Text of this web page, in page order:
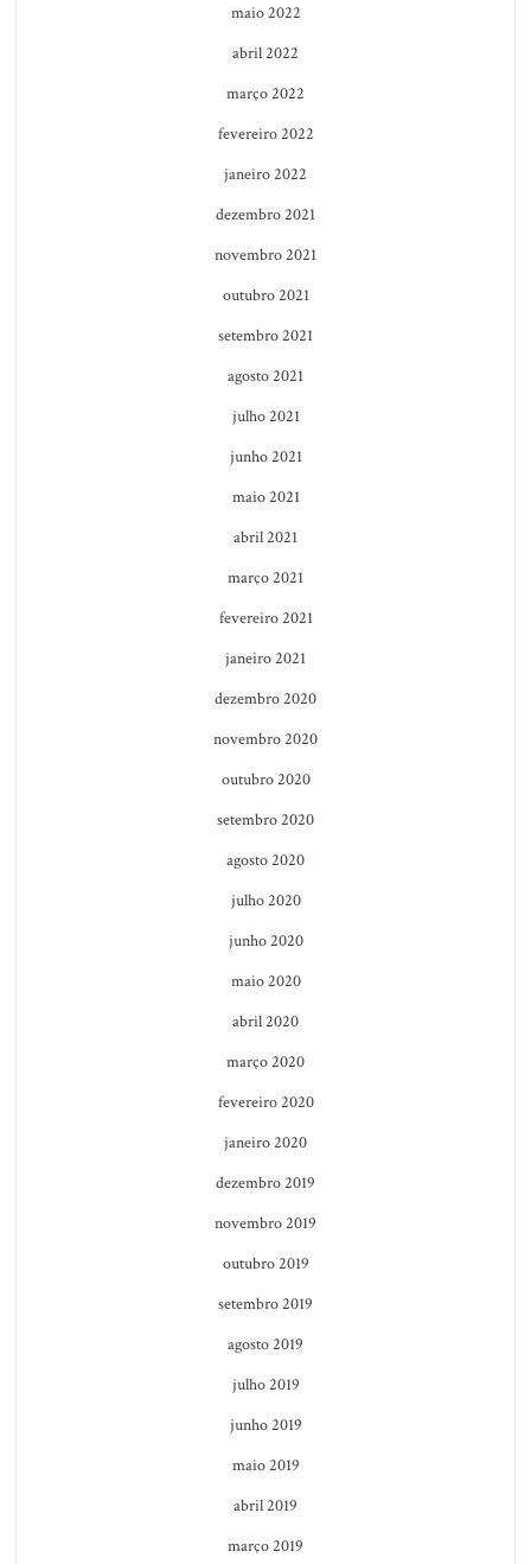
maio 2022
abril 2022
março 2022
fevereiro 2022
janeiro 2022
dezembro 2021
novembro 2021
outubro 2021
setembro 2021
agosto 2021
julho 2021
junho 2021
maio 2021
abril 2021
março 2021
fevereiro 2021
janeiro 2021
dezembro 2020
novembro 2020
outubro 2020
setembro 2020
agosto 2020
julho 2020
junho 2020
maio 2020
abril 2020
março 2020
fevereiro 2020
janeiro 2020
dezembro 2019
novembro 2019
outubro 2019
setembro 2019
agosto 2019
julho 2019
junho 2019
maio 2019
abril 2019
março 2019